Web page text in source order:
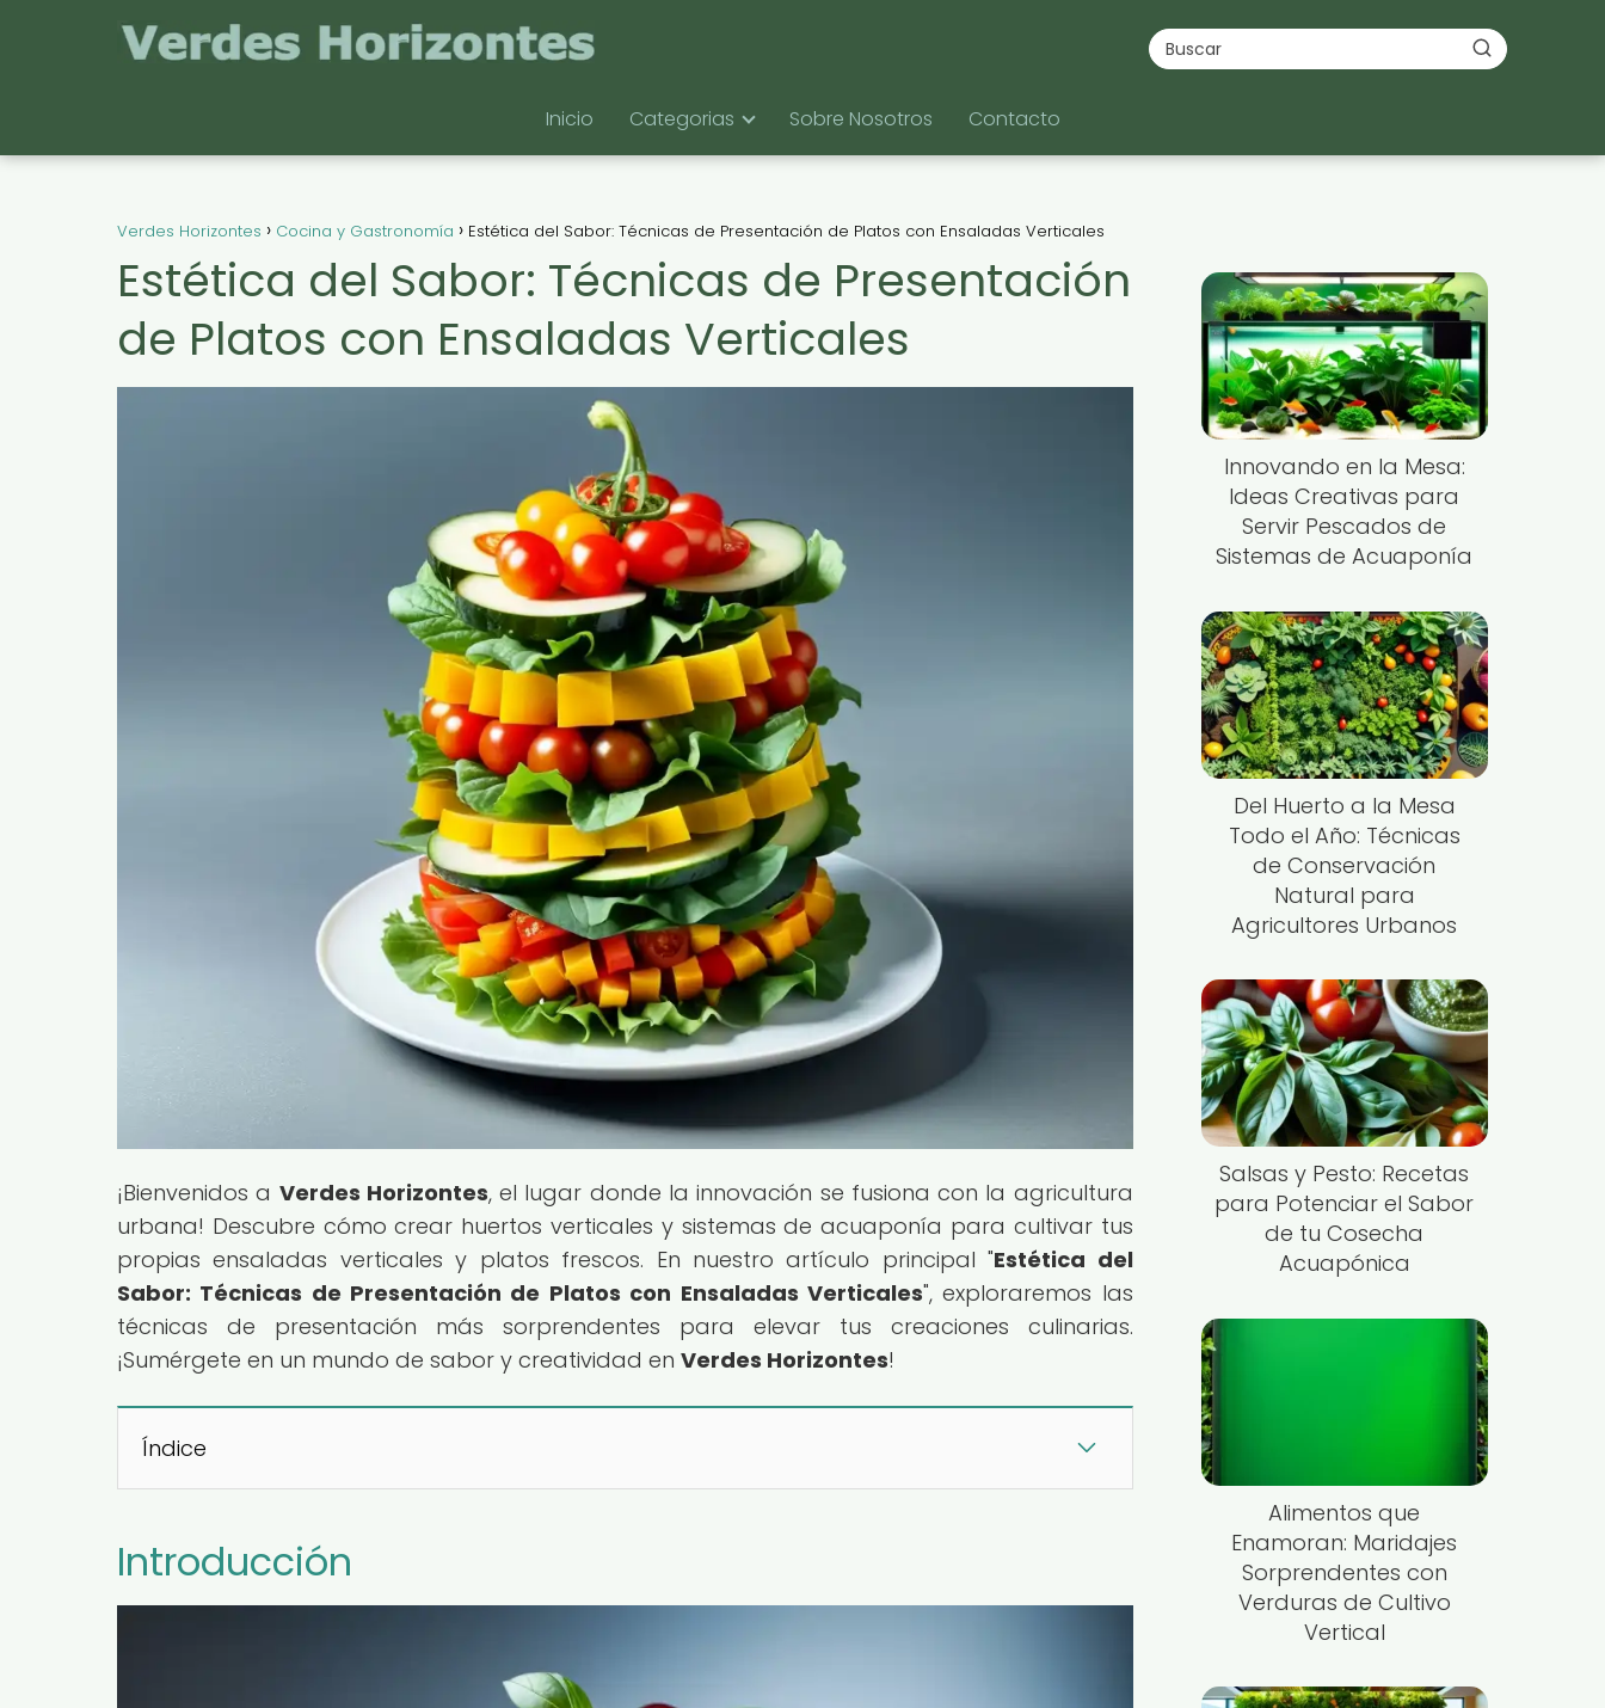
Inicio Categorias Sobre Nosotros Contacto
Verdes Horizontes Cocina y Gastronomía Estética del Sabor: Técnicas de Presentación de Platos con Ensaladas Verticales
Estética del Sabor: Técnicas de Presentación
de Platos con Ensaladas Verticales
¡Bienvenidos a Verdes Horizontes, el lugar donde la innovación se fusiona con la agricultura
urbana! Descubre cómo crear huertos verticales y sistemas de acuaponía para cultivar tus
propias ensaladas verticales y platos frescos. En nuestro artículo principal "Estética del
Sabor: Técnicas de Presentación de Platos con Ensaladas Verticales", exploraremos las
técnicas de presentación más sorprendentes para elevar tus creaciones culinarias.
¡Sumérgete en un mundo de sabor y creatividad en Verdes Horizontes!
Índice
Introducción
Innovando en la Mesa:
Ideas Creativas para
Servir Pescados de
Sistemas de Acuaponía
Del Huerto a la Mesa
Todo el Año: Técnicas
de Conservación
Natural para
Agricultores Urbanos
Salsas y Pesto: Recetas
para Potenciar el Sabor
de tu Cosecha
Acuapónica
Alimentos que
Enamoran: Maridajes
Sorprendentes con
Verduras de Cultivo
Vertical